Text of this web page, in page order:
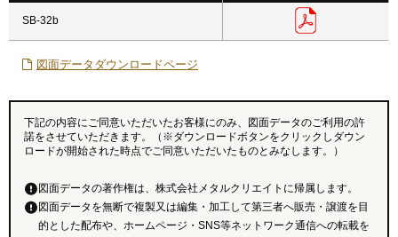
SB-32b
図面データダウンロードページ
下記の内容にご同意いただいたお客様にのみ、図面データのご利用の許
諾をさせていただきます。（※ダウンロードボタンをクリックしダウン
ロードが開始された時点でご同意いただいたものとみなします。）
図面データの著作権は、株式会社メタルクリエイトに帰属します。
図面データを無断で複製又は編集・加工して第三者へ販売・譲渡を目
的とした配布や、ホームページ・SNS等ネットワーク通信への転載を